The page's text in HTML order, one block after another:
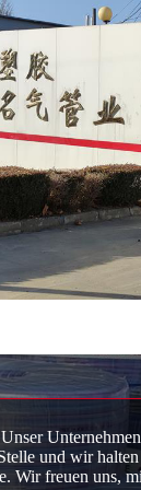
und wir
freuen uns,